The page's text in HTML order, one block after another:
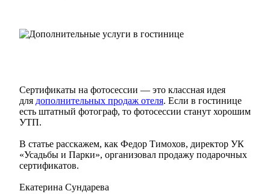
Сертификаты на фотосессии — это классная идея
для дополнительных продаж отеля. Если в гостинице
есть штатный фотограф, то фотосессии станут хорошим
УТП.
В статье расскажем, как Федор Тимохов, директор УК
«Усадьбы и Парки», организовал продажу подарочных
сертификатов.
Екатерина Сундарева